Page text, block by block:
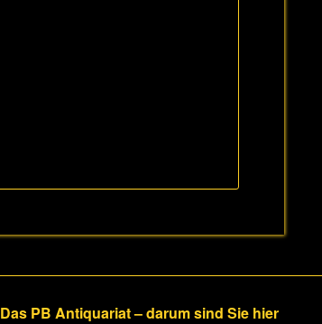
Das PB Antiquariat – darum sind Sie hier